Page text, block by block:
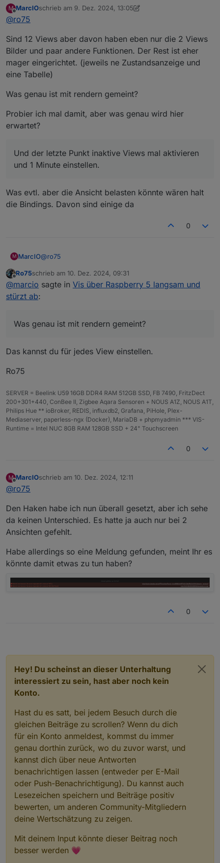
Und der letzte Punkt inaktive Views mal aktivieren und 1
Ro75
M
Offline
MarcIOschrieb am 9. Dez. 2024, 13:05
zuletzt editiert von MarcIO12. Sept. 2024, 14:18
@ro75
Sind 12 Views aber davon haben eben nur die 2 Views
Bilder und paar andere Funktionen. Der Rest ist eher
mager eingerichtet. (jeweils ne Zustandsanzeige und
eine Tabelle)
Was genau ist mit rendern gemeint?
Probier ich mal damit, aber was genau wird hier
erwartet?
Und der letzte Punkt inaktive Views mal aktivieren
und 1 Minute einstellen.
Was evtl. aber die Ansicht belasten könnte wären halt
die Bindings. Davon sind einige da
0
M MarcIO@ro75
Sind 12 Views aber davon haben eben nur die 2 Views
Bilder und paar andere Funktionen. Der Rest ist eher
erwartet?
und 1 Minute einstellen.
Was evtl. aber die Ansicht belasten könnte wären halt
Offline
Ro75schrieb am 10. Dez. 2024, 09:31
zuletzt editiert von
@marcio sagte in Vis über Raspberry 5 langsam und
stürzt ab:
Was genau ist mit rendern gemeint?
Das kannst du für jedes View einstellen.
Ro75
SERVER = Beelink U59 16GB DDR4 RAM 512GB SSD, FB 7490, FritzDect
200+301+440, ConBee II, Zigbee Aqara Sensoren + NOUS A1Z, NOUS A1T,
Philips Hue ** ioBroker, REDIS, influxdb2, Grafana, PiHole, Plex-
Mediaserver, paperless-ngx (Docker), MariaDB + phpmyadmin *** VIS-
Runtime = Intel NUC 8GB RAM 128GB SSD + 24" Touchscreen
0
M
Offline
MarcIOschrieb am 10. Dez. 2024, 12:11
zuletzt editiert von
@ro75
Den Haken habe ich nun überall gesetzt, aber ich sehe
da keinen Unterschied. Es hatte ja auch nur bei 2
Ansichten gefehlt.
Habe allerdings so eine Meldung gefunden, meint Ihr es
könnte damit etwas zu tun haben?
0
Hey! Du scheinst an dieser Unterhaltung
interessiert zu sein, hast aber noch kein
Konto.
Hast du es satt, bei jedem Besuch durch die
gleichen Beiträge zu scrollen? Wenn du dich
für ein Konto anmeldest, kommst du immer
genau dorthin zurück, wo du zuvor warst, und
kannst dich über neue Antworten
benachrichtigen lassen (entweder per E-Mail
oder Push-Benachrichtigung). Du kannst auch
Lesezeichen speichern und Beiträge positiv
bewerten, um anderen Community-Mitgliedern
deine Wertschätzung zu zeigen.
Mit deinem Input könnte dieser Beitrag noch
besser werden 💗